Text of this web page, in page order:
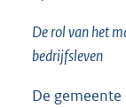
De rol van het
bedrijfsleven
De